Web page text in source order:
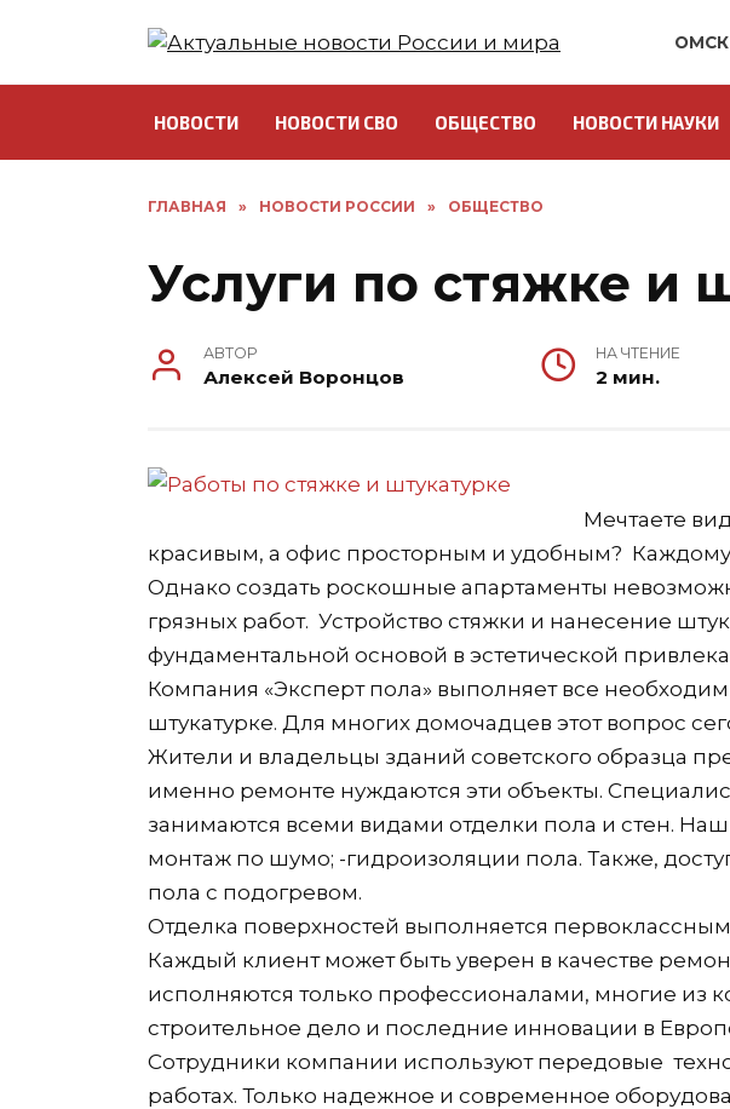
ОМСК
НОВОСТИ НОВОСТИ СВО ОБЩЕСТВО НОВОСТИ НАУКИ
ГЛАВНАЯ » НОВОСТИ РОССИИ » ОБЩЕСТВО
Услуги по стяжке и
АВТОР
Алексей Воронцов
НА ЧТЕНИЕ
2 мин.
Мечтаете
красивым, а офис просторным и удобным? Каждому
Однако создать роскошные апартаменты
грязных работ. Устройство стяжки и нанесение
фундаментальной основой в эстетической
Компания «Эксперт пола» выполняет все
штукатурке. Для многих домочадцев этот вопрос
Жители и владельцы зданий советского образца
именно ремонте нуждаются эти объекты.
занимаются всеми видами отделки пола и стен.
монтаж по шумо; -гидроизоляции пола. Также,
пола с подогревом.
Отделка поверхностей выполняется
Каждый клиент может быть уверен в качестве
исполняются только профессионалами, многие из
строительное дело и последние инновации в
Сотрудники компании используют передовые
работах. Только надежное и современное